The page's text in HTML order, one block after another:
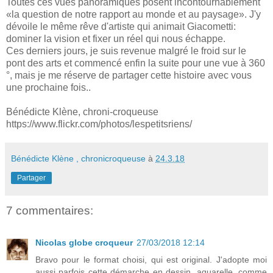
Toutes ces vues panoramiques posent incontournablement
«la question de notre rapport au monde et au paysage». J'y
dévoile le même rêve d'artiste qui animait Giacometti:
dominer la vision et fixer un réel qui nous échappe.
Ces derniers jours, je suis revenue malgré le froid sur le
pont des arts et commencé enfin la suite pour une vue à 360
°, mais je me réserve de partager cette histoire avec vous
une prochaine fois..
Bénédicte Klène, chroni-croqueuse
https://www.flickr.com/photos/lespetitsriens/
Bénédicte Klène , chronicroqueuse à 24.3.18
Partager
7 commentaires:
Nicolas globe croqueur 27/03/2018 12:14
Bravo pour le format choisi, qui est original. J'adopte moi